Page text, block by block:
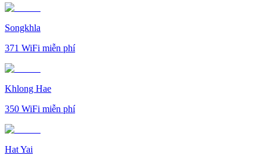
Songkhla
371 WiFi miễn phí
Khlong Hae
350 WiFi miễn phí
Hat Yai